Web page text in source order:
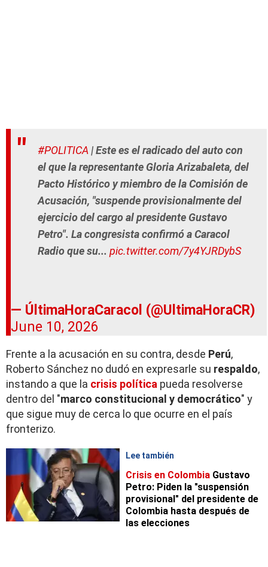
#POLITICA | Este es el radicado del auto con
el que la representante Gloria Arizabaleta, del
Pacto Histórico y miembro de la Comisión de
Acusación, "suspende provisionalmente del
ejercicio del cargo al presidente Gustavo
Petro". La congresista confirmó a Caracol
Radio que su... pic.twitter.com/7y4YJRDybS
— ÚltimaHoraCaracol (@UltimaHoraCR)
June 10, 2026
Frente a la acusación en su contra, desde Perú,
Roberto Sánchez no dudó en expresarle su respaldo,
instando a que la crisis política pueda resolverse
dentro del "marco constitucional y democrático" y
que sigue muy de cerca lo que ocurre en el país
fronterizo.
Lee también
Crisis en Colombia Gustavo
Petro: Piden la "suspensión
provisional" del presidente de
Colombia hasta después de
las elecciones